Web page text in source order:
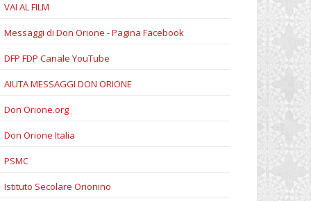
VAI AL FILM
Messaggi di Don Orione - Pagina Facebook
DFP FDP Canale YouTube
AIUTA MESSAGGI DON ORIONE
Don Orione.org
Don Orione Italia
PSMC
Istituto Secolare Orionino